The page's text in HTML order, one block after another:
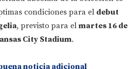
condiciones para el debut
, previsto para el martes 16 de
City Stadium.
noticia adicional